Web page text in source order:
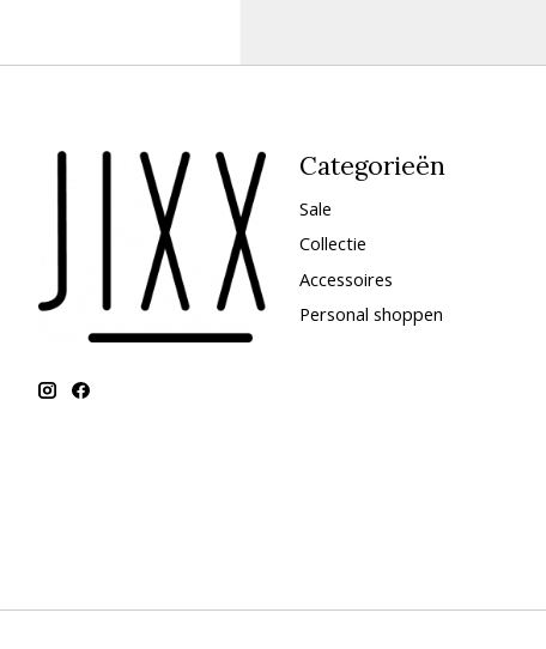
Categorieën
Sale
Collectie
Accessoires
Personal shoppen